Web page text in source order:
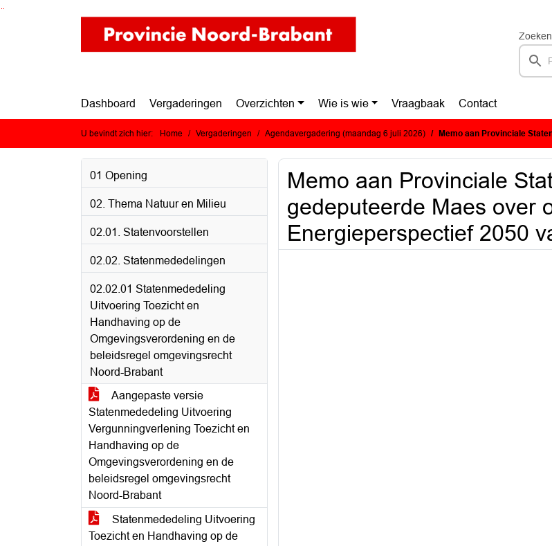
Ga naar de inhoud van deze pagina
Ga naar het zoeken
Ga naar het menu
Zoeken
Dashboard Vergaderingen Overzichten Wie is wie Vraagbaak Contact
U bevindt zich hier: Home Vergaderingen Agendavergadering (maandag 6 juli 2026) Memo aan Provinciale Staten van gedeputeerde
01 Opening
02. Thema Natuur en Milieu
02.01. Statenvoorstellen
02.02. Statenmededelingen
02.02.01 Statenmededeling
Uitvoering Toezicht en
Handhaving op de
Omgevingsverordening en de
beleidsregel omgevingsrecht
Noord-Brabant
Aangepaste versie
Statenmededeling Uitvoering
Vergunningverlening Toezicht en
Handhaving op de
Omgevingsverordening en de
beleidsregel omgevingsrecht
Noord-Brabant
Statenmededeling Uitvoering
Toezicht en Handhaving op de
Memo aan Provinciale
gedeputeerde Maes over
Energieperspectief 2050